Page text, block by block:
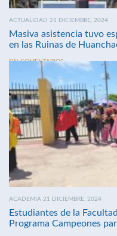
ACTUALIDAD 21 DICIEMBRE, 2024
Masiva asistencia tuvo
en las Ruinas de
SIN COMENTARIOS
ACADEMIA 21 DICIEMBRE, 2024
Estudiantes de la
Programa Campeones